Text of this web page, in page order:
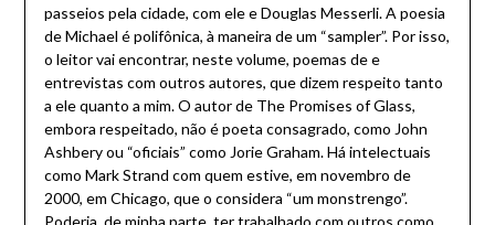
passeios pela cidade, com ele e Douglas Messerli. A poesia
de Michael é polifônica, à maneira de um “sampler”. Por isso,
o leitor vai encontrar, neste volume, poemas de e
entrevistas com outros autores, que dizem respeito tanto
a ele quanto a mim. O autor de The Promises of Glass,
embora respeitado, não é poeta consagrado, como John
Ashbery ou “oficiais” como Jorie Graham. Há intelectuais
como Mark Strand com quem estive, em novembro de
2000, em Chicago, que o considera “um monstrengo”.
Poderia, de minha parte, ter trabalhado com outros como